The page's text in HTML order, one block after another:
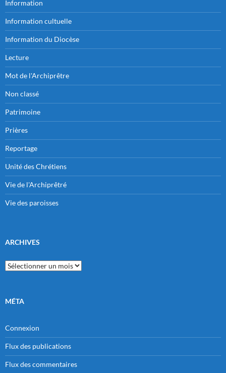
Information
Information cultuelle
Information du Diocèse
Lecture
Mot de l'Archiprêtre
Non classé
Patrimoine
Prières
Reportage
Unité des Chrétiens
Vie de l'Archiprêtré
Vie des paroisses
ARCHIVES
Archives
MÉTA
Connexion
Flux des publications
Flux des commentaires